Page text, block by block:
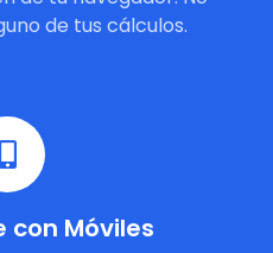
de tus cálculos.
Móviles